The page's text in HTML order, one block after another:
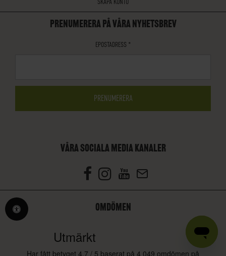
PRENUMERERA PÅ VÅRA NYHETSBREV
EPOSTADRESS *
VÅRA SOCIALA MEDIA KANALER
OMDÖMEN